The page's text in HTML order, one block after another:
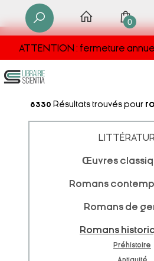
ATTENTION : fermeture
0
8330 Résultats trouvés pour
Œuvres
Romans
Romans de
Romans
Préhistoire